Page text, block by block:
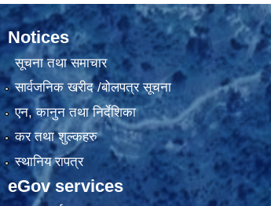
Notices
सूचना तथा समाचार
सार्वजनिक खरीद /बोलपत्र सूचना
एन, कानुन तथा निर्देशिका
कर तथा शुल्कहरु
स्थानिय रापत्र
eGov services